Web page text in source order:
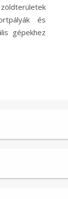
és
gépekhez